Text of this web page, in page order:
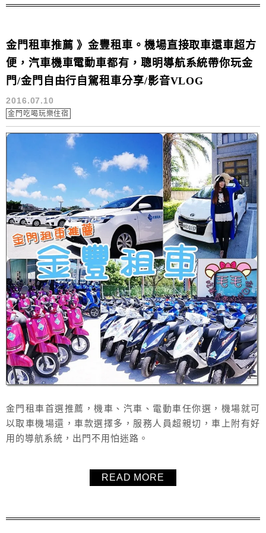
金門租車推薦 》金豐租車。機場直接取車還車超方
便，汽車機車電動車都有，聰明導航系統帶你玩金
門/金門自由行自駕租車分享/影音VLOG
2016.07.10
金門吃喝玩樂住宿
金門租車首選推薦，機車、汽車、電動車任你選，機場就可
以取車機場還，車款選擇多，服務人員超親切，車上附有好
用的導航系統，出門不用怕迷路。
READ MORE